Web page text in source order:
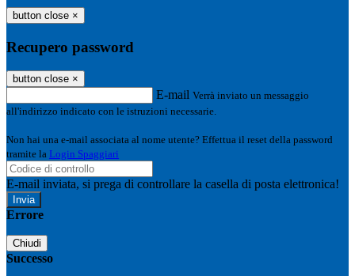
button close ×
Recupero password
button close ×
E-mail Verrà inviato un messaggio
all'indirizzo indicato con le istruzioni necessarie.
Non hai una e-mail associata al nome utente? Effettua il reset della password
tramite la Login Spaggiari
E-mail inviata, si prega di controllare la casella di posta elettronica!
Errore
Chiudi
Successo